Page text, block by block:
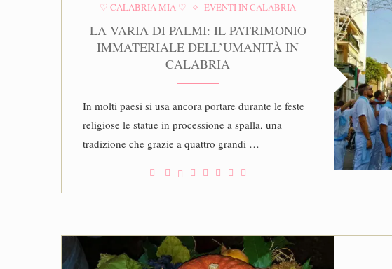
♡ CALABRIA MIA ♡ EVENTI IN CALABRIA
LA VARIA DI PALMI: IL PATRIMONIO
IMMATERIALE DELL’UMANITÀ IN
CALABRIA
In molti paesi si usa ancora portare durante le feste
religiose le statue in processione a spalla, una
tradizione che grazie a quattro grandi …